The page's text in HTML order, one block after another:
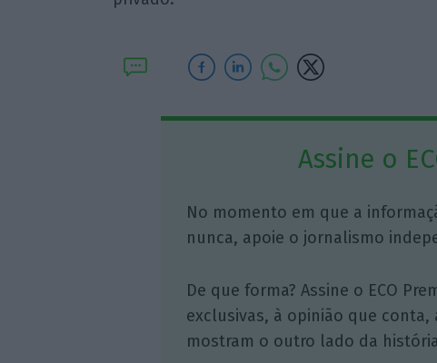
Assine o
No momento em que a
nunca, apoie o jornalismo
De que forma? Assine o ECO
exclusivas, à opinião que
mostram o outro lado da